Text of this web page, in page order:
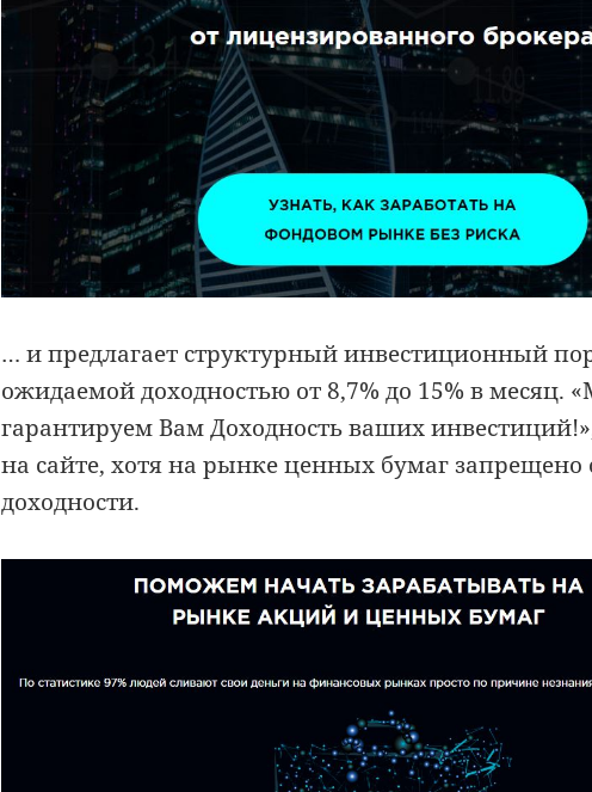
… и предлагает структурный инвестиционный
ожидаемой доходностью от 8,7% до 15% в месяц.
гарантируем Вам Доходность ваших
на сайте, хотя на рынке ценных бумаг
доходности.